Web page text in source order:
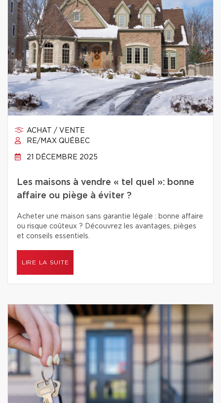
ACHAT / VENTE
RE/MAX QUÉBEC
21 DÉCEMBRE 2025
Les maisons à vendre « tel quel »: bonne
affaire ou piège à éviter ?
Acheter une maison sans garantie légale : bonne affaire
ou risque coûteux ? Découvrez les avantages, pièges
et conseils essentiels.
LIRE LA SUITE